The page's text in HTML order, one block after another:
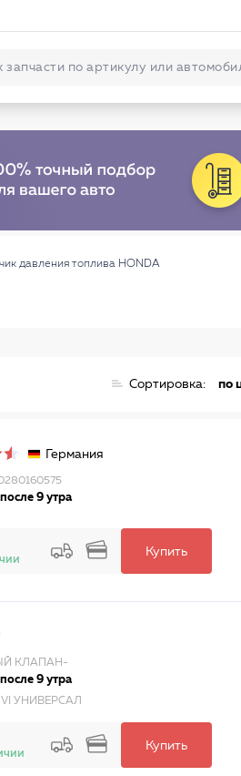
давления топлива HONDA
Сортировка: по
Германия
9 утра
Купить
КЛАПАН-
9 утра
VI УНИВЕРСАЛ
Купить